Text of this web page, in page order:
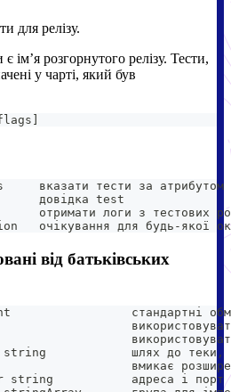
для релізу.
імʼя розгорнутого релізу. Тести,
у чарті, який був
вказати тести за
довідка test
отримати логи з тестових
очікування для будь-якої
від батьківських
стандартні
шлях до
вмикає
string           адреса і порт